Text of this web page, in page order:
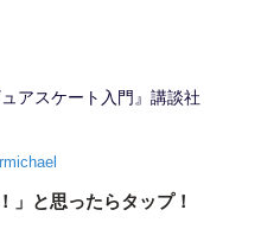
アスケート入門』講談社
」と思ったらタップ！